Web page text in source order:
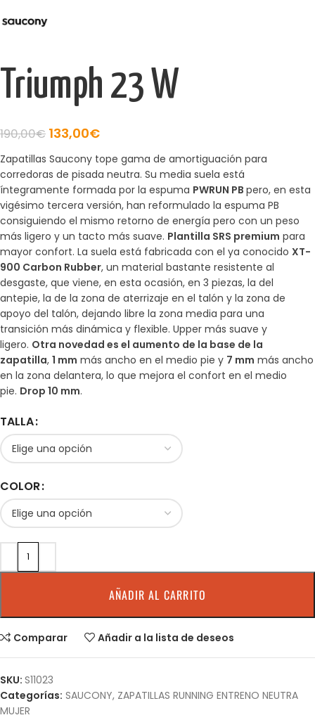
Triumph 23 W
190,00€ 133,00€
Zapatillas Saucony tope gama de amortiguación para
corredoras de pisada neutra. Su media suela está
íntegramente formada por la espuma PWRUN PB pero, en esta
vigésimo tercera versión, han reformulado la espuma PB
consiguiendo el mismo retorno de energía pero con un peso
más ligero y un tacto más suave. Plantilla SRS premium para
mayor confort. La suela está fabricada con el ya conocido XT-
900 Carbon Rubber, un material bastante resistente al
desgaste, que viene, en esta ocasión, en 3 piezas, la del
antepie, la de la zona de aterrizaje en el talón y la zona de
apoyo del talón, dejando libre la zona media para una
transición más dinámica y flexible. Upper más suave y
ligero. Otra novedad es el aumento de la base de la
zapatilla, 1 mm más ancho en el medio pie y 7 mm más ancho
en la zona delantera, lo que mejora el confort en el medio
pie. Drop 10 mm.
TALLA
COLOR
AÑADIR AL CARRITO
Comparar Añadir a la lista de deseos
SKU: S11023
Categorías: SAUCONY, ZAPATILLAS RUNNING ENTRENO NEUTRA
MUJER